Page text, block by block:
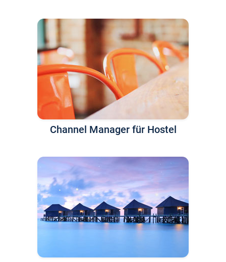
Channel Manager für Hostel